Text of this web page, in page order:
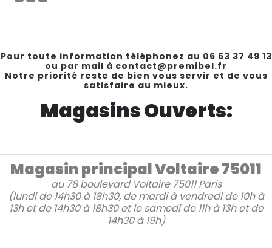
Pour toute information téléphonez au 06 63 37 49 13
ou par mail à contact@premibel.fr
Notre priorité reste de bien vous servir et de vous
satisfaire au mieux.
Magasins Ouverts:
Magasin principal Voltaire 75011
au 78 boulevard Voltaire 75011 Paris
(lundi de 14h30 à 18h30, de mardi à vendredi de 10h à
13h et de 14h30 à 18h30 et le samedi de 11h à 13h et de
14h30 à 19h)